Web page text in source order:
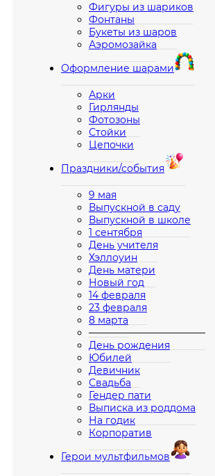
Фигуры из шариков
Фонтаны
Букеты из шаров
Аэромозайка
Оформление шарами
Арки
Гирлянды
Фотозоны
Стойки
Цепочки
Праздники/события
9 мая
Выпускной в саду
Выпускной в школе
1 сентября
День учителя
Хэллоуин
День матери
Новый год
14 февраля
23 февраля
8 марта
————————————
День рождения
Юбилей
Девичник
Свадьба
Гендер пати
Выписка из роддома
На годик
Корпоратив
Герои мультфильмов